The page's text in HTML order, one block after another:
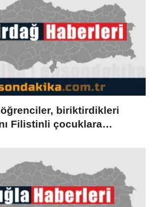
öğrenciler, biriktirdikleri
Filistinli çocuklara